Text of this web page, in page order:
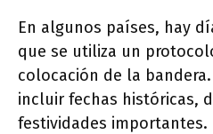
En algunos países, hay
que se utiliza un
colocación de la
incluir fechas históricas,
festividades